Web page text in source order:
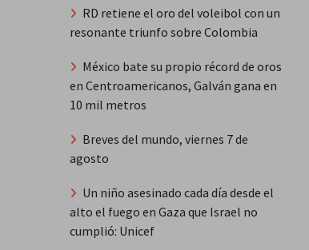
RD retiene el oro del voleibol con un
resonante triunfo sobre Colombia
México bate su propio récord de oros
en Centroamericanos, Galván gana en
10 mil metros
Breves del mundo, viernes 7 de
agosto
Un niño asesinado cada día desde el
alto el fuego en Gaza que Israel no
cumplió: Unicef